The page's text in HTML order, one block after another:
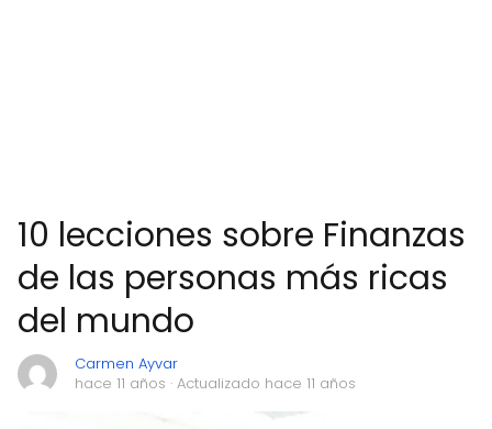
10 lecciones sobre Finanzas
de las personas más ricas
del mundo
Carmen Ayvar
hace 11 años · Actualizado hace 11 años